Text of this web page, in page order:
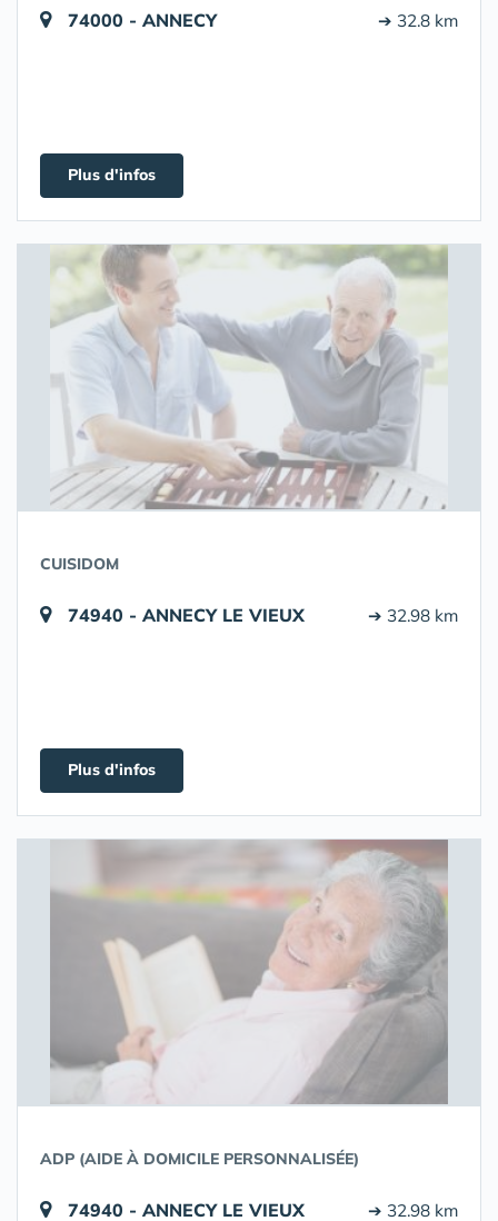
74000 - ANNECY ➔ 32.8 km
Plus d'infos
CUISIDOM
74940 - ANNECY LE VIEUX ➔ 32.98 km
Plus d'infos
ADP (AIDE À DOMICILE PERSONNALISÉE)
74940 - ANNECY LE VIEUX ➔ 32.98 km